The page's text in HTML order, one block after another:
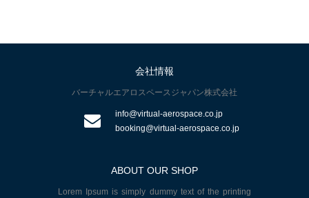
会社情報
バーチャルエアロスペースジャパン株式会社
info@virtual-aerospace.co.jp
booking@virtual-aerospace.co.jp
ABOUT OUR SHOP
Lorem Ipsum is simply dummy text of the printing